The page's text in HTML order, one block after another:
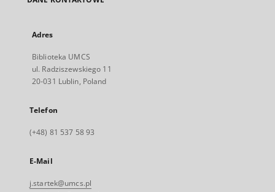
Adres
Biblioteka UMCS
ul. Radziszewskiego 11
20-031 Lublin, Poland
Telefon
(+48) 81 537 58 93
E-Mail
j.startek@umcs.pl